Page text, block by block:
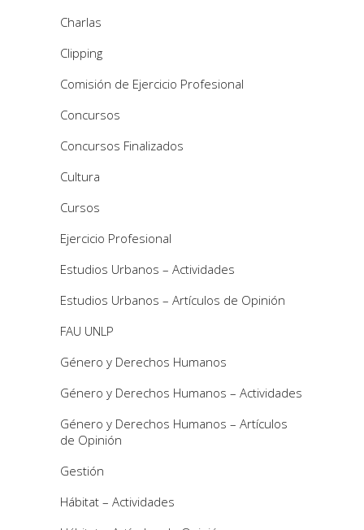
Charlas
Clipping
Comisión de Ejercicio Profesional
Concursos
Concursos Finalizados
Cultura
Cursos
Ejercicio Profesional
Estudios Urbanos – Actividades
Estudios Urbanos – Artículos de Opinión
FAU UNLP
Género y Derechos Humanos
Género y Derechos Humanos – Actividades
Género y Derechos Humanos – Artículos
de Opinión
Gestión
Hábitat – Actividades